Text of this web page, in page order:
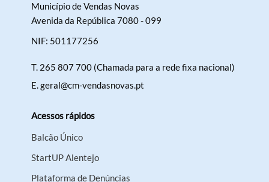
Município de Vendas Novas
Avenida da República 7080 - 099
NIF: 501177256
T. 265 807 700 (Chamada para a rede fixa nacional)
E.geral@cm-vendasnovas.pt
Acessos rápidos
Balcão Único
StartUP Alentejo
Plataforma de Denúncias